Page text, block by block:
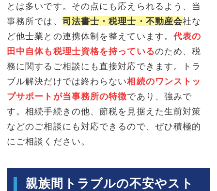
とは多いです。その点にも応えられるよう、当
事務所では、 司法書士・税理士・不動産会社な
ど他士業との連携体制を整えています。 代表の
田中自体も税理士資格を持っているのため、税
務に関するご相談にも直接対応できます。トラ
ブル解決だけでは終わらない相続のワンストッ
プサポートが当事務所の特徴であり、強みで
す。相続手続きの他、節税を見据えた生前対策
などのご相談にも対応できるので、ぜひ積極的
にご相談ください。
親族間トラブルの不安やスト